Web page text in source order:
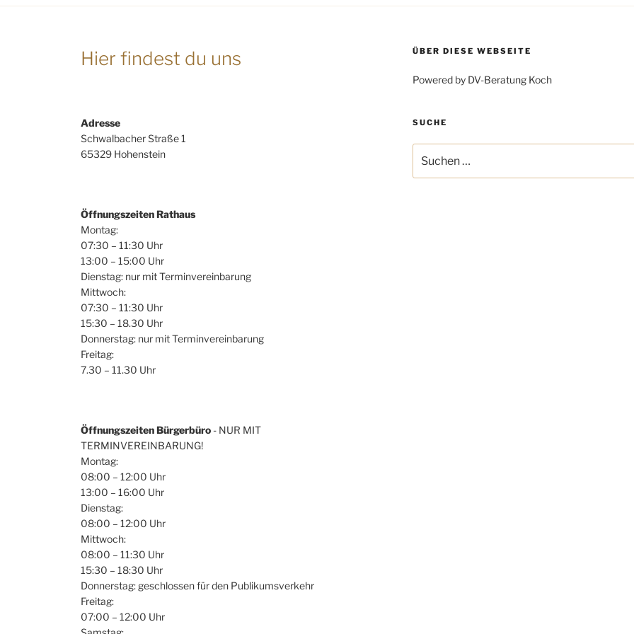
Hier findest du uns
Adresse
Schwalbacher Straße 1
65329 Hohenstein
Öffnungszeiten Rathaus
Montag:
07:30 – 11:30 Uhr
13:00 – 15:00 Uhr
Dienstag: nur mit Terminvereinbarung
Mittwoch:
07:30 – 11:30 Uhr
15:30 – 18.30 Uhr
Donnerstag: nur mit Terminvereinbarung
Freitag:
7.30 – 11.30 Uhr
Öffnungszeiten Bürgerbüro - NUR MIT
TERMINVEREINBARUNG!
Montag:
08:00 – 12:00 Uhr
13:00 – 16:00 Uhr
Dienstag:
08:00 – 12:00 Uhr
Mittwoch:
08:00 – 11:30 Uhr
15:30 – 18:30 Uhr
Donnerstag: geschlossen für den Publikumsverkehr
Freitag:
07:00 – 12:00 Uhr
ÜBER DIESE WEBSEITE
Powered by DV-Beratung Koch
SUCHE
nach: